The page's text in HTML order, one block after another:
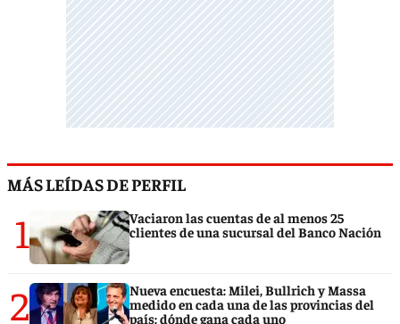
MÁS LEÍDAS DE PERFIL
1
Vaciaron las cuentas de al menos 25
clientes de una sucursal del Banco Nación
2
Nueva encuesta: Milei, Bullrich y Massa
medido en cada una de las provincias del
país: dónde gana cada uno